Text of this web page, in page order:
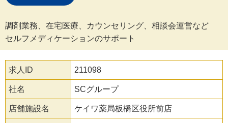
調剤業務、在宅医療、カウンセリング、相談会運営など
セルフメディケーションのサポート
求人ID 211098
社名 SCグループ
店舗施設名 ケイワ薬局板橋区役所前店